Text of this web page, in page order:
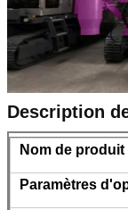
Description
Nom de
Paramètres